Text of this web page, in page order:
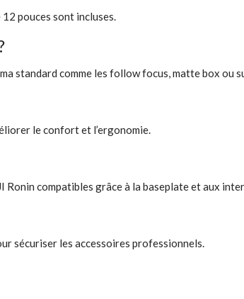
pouces sont incluses.
standard comme les follow focus, matte box ou
le confort et l’ergonomie.
compatibles grâce à la baseplate et aux
sécuriser les accessoires professionnels.